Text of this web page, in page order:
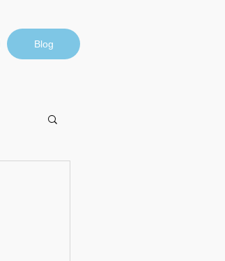
Blog